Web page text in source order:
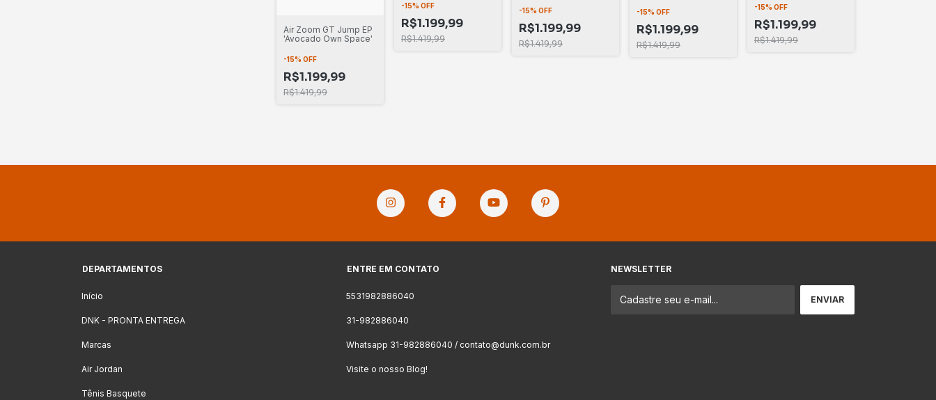
Air Zoom GT Jump EP
'Avocado Own Space'
-15% OFF
R$1.199,99
R$1.419,99
-15% OFF
R$1.199,99
R$1.419,99
-15% OFF
R$1.199,99
R$1.419,99
-15% OFF
R$1.199,99
R$1.419,99
-15% OFF
R$1.199,99
R$1.419,99
DEPARTAMENTOS
Início
DNK - PRONTA ENTREGA
Marcas
Air Jordan
Tênis Basquete
ENTRE EM CONTATO
5531982886040
31-982886040
Whatsapp 31-982886040 / contato@dunk.com.br
Visite o nosso Blog!
NEWSLETTER